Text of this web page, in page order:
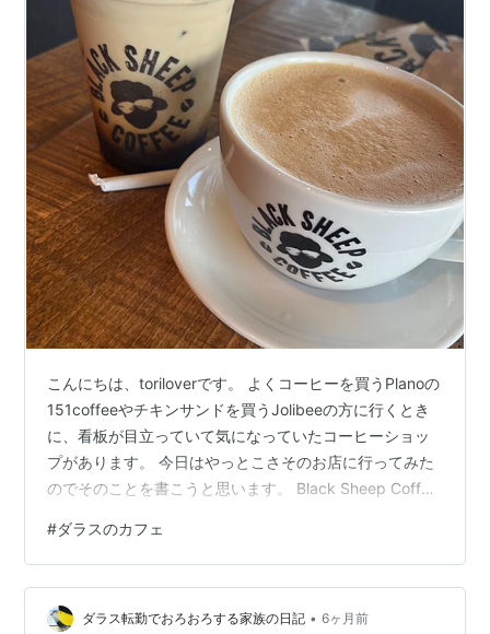
こんにちは、toriloverです。 よくコーヒーを買うPlanoの
151coffeeやチキンサンドを買うJolibeeの方に行くとき
に、看板が目立っていて気になっていたコーヒーショッ
プがあります。 今日はやっとこさそのお店に行ってみた
のでそのことを書こうと思います。 Black Sheep Coffee
とか内観とか いただいたもの まとめ Black Sheep
Coffeeはロンドン発祥のお店 場所はこちらです。
blacksheepcoffee.us このあたりはよく通っているのに
気が付くのに遅れたのはなんでかなあと思ったら2024
#ダラスのカフェ
ダラス転勤でおろおろする家族の日記 • 6ヶ月前